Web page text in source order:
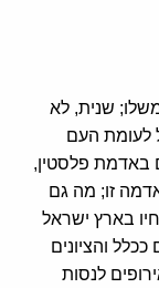
משלו; שנית, לא
לעומת העם
באדמת פלסטין,
זו; מה גם
בארץ ישראל
והציונים
לנסות